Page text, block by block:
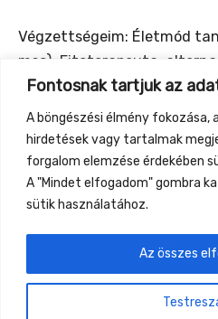
Fontosnak tartjuk az
A böngészési élmény fokozása,
hirdetések vagy tartalmak
forgalom elemzése érdekében
A "Mindet elfogadom" gombra
sütik használatához.
Az összes
Végzettségeim: Életmód
msc), Fitoterapeuta,
életmód tanácsadó
labdacs, làvaköves, svéd,
talp masszőr, Köpöly,
gyertya terapeuta, Reiki II
Previous Event
Gyüttment Találkozó,